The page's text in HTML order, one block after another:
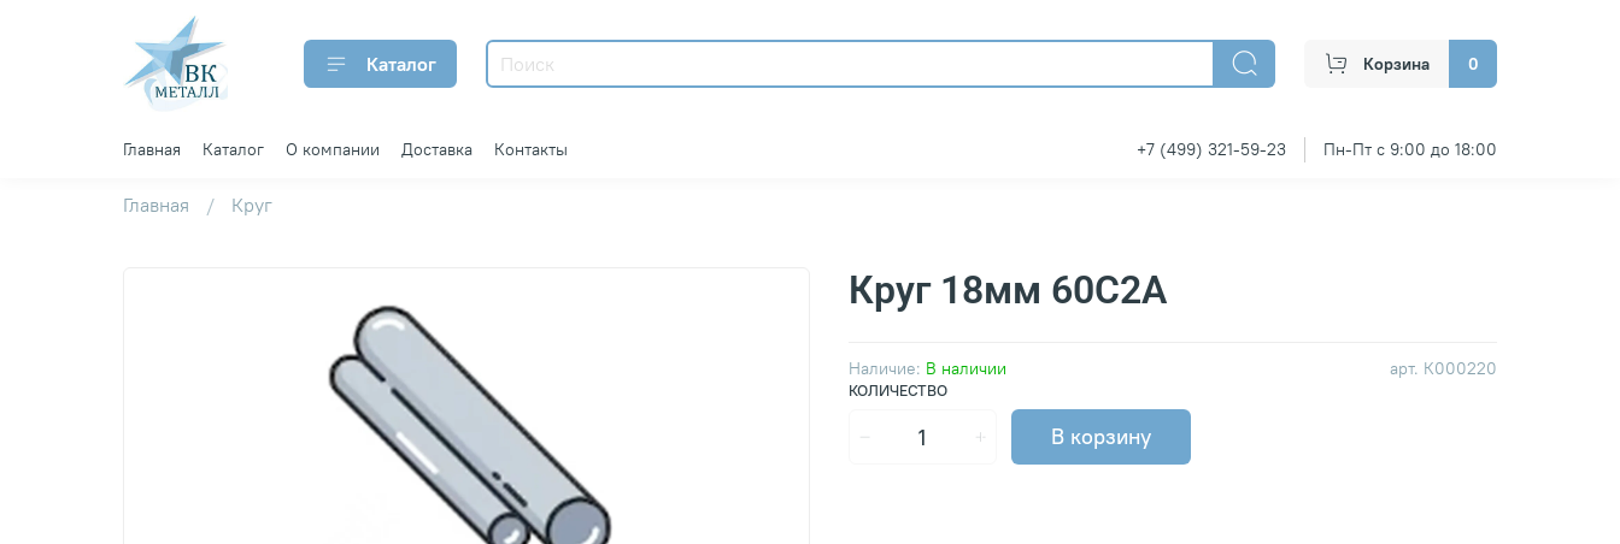
Каталог Корзина 0
Главная Каталог О компании Доставка Контакты +7 (499) 321-59-23 Пн-Пт с 9:00 до 18:00
Главная Круг
арт. К000220
Наличие: В наличии
Круг 18мм 60С2А
КОЛИЧЕСТВО
В корзину